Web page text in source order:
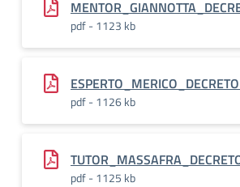
pdf - 1123 kb
pdf - 1126 kb
pdf - 1125 kb